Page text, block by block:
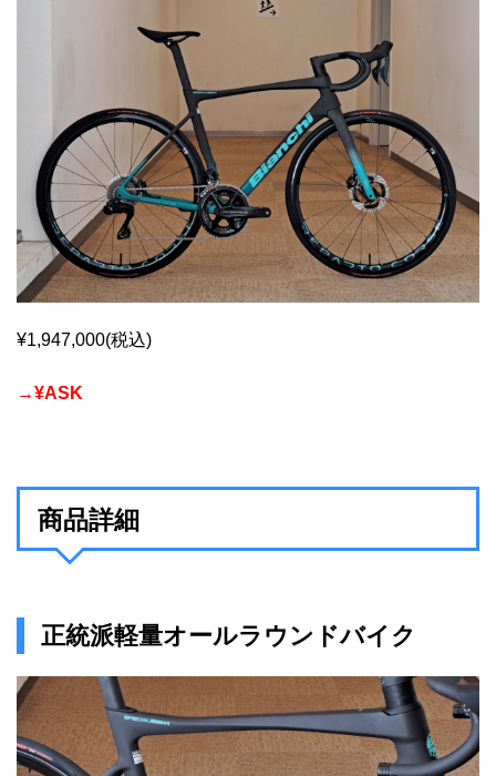
¥1,947,000(税込)
→¥ASK
商品詳細
正統派軽量オールラウンドバイク